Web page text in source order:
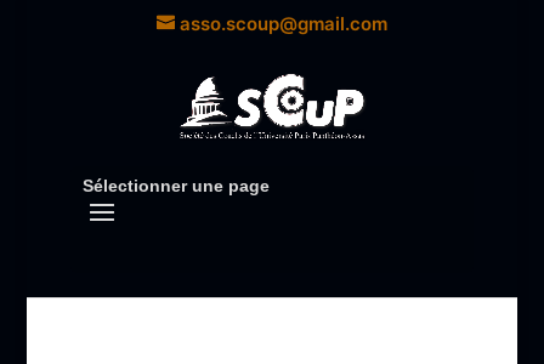
asso.scoup@gmail.com
Sélectionner une page